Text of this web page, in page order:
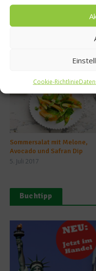
Cookie-Richtlinie
Ähnliche Beiträge
Sommersalat mit Melone,
Avocado und Safran Dip
5. Juli 2017
Buchtipp